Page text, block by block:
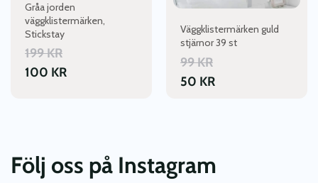
Gråa jorden
väggklistermärken,
Stickstay
199KR
100 KR
Väggklistermärken guld
stjärnor 39 st
99KR
50 KR
Följ oss på Instagram